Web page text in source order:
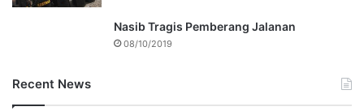
Nasib Tragis Pemberang Jalanan
08/10/2019
Recent News